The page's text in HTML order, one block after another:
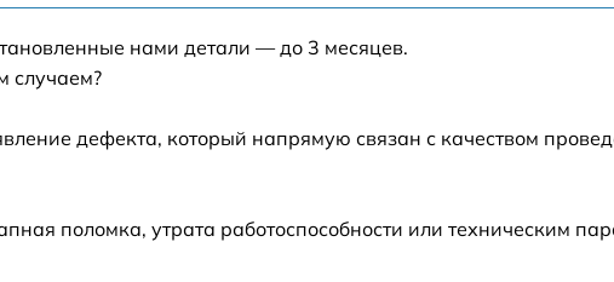
LRF 50M6
Fortuna LRF
Fortuna LRF
нами детали — до 3 месяцев.
случаем?
дефекта, который напрямую связан с качеством
поломка, утрата работоспособности или техническим